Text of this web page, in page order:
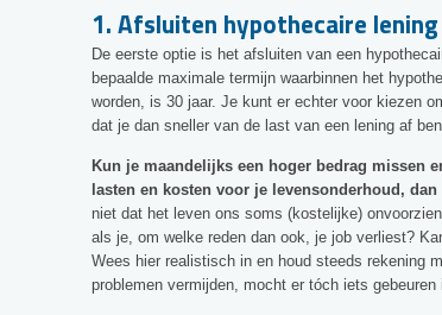
1. Afsluiten hypothecaire
De eerste optie is het afsluiten van een
bepaalde maximale termijn waarbinnen het
worden, is 30 jaar. Je kunt er echter voor kiezen
dat je dan sneller van de last van een lening af
Kun je maandelijks een hoger bedrag missen
lasten en kosten voor je levensonderhoud,
niet dat het leven ons soms (kostelijke)
als je, om welke reden dan ook, je job verliest?
Wees hier realistisch in en houd steeds rekening
problemen vermijden, mocht er tóch iets